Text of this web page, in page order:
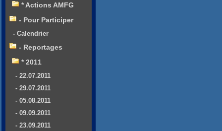
* Actions AMFG
- Pour Participer
- Calendrier
- Reportages
* 2011
- 22.07.2011
- 29.07.2011
- 05.08.2011
- 09.09.2011
- 23.09.2011